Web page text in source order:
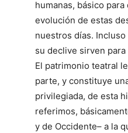
humanas, básico
evolución de estas
nuestros días.
su declive sirven
El patrimonio teatral
parte, y constituye
privilegiada, de esta
referimos,
y de Occidente– a la